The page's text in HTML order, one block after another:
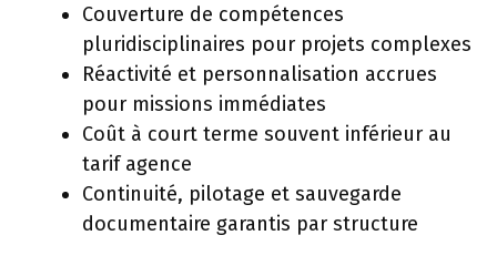
Couverture de compétences
pluridisciplinaires pour projets complexes
Réactivité et personnalisation accrues
pour missions immédiates
Coût à court terme souvent inférieur au
tarif agence
Continuité, pilotage et sauvegarde
documentaire garantis par structure